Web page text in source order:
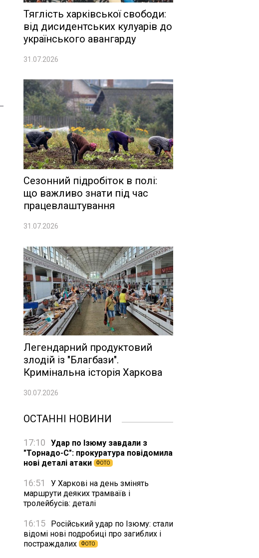
Тяглість харківської свободи:
від дисидентських кулуарів до
українського авангарду
31.07.2026
Сезонний підробіток в полі:
що важливо знати під час
працевлаштування
31.07.2026
Легендарний продуктовий
злодій із "Благбази".
Кримінальна історія Харкова
30.07.2026
ОСТАННІ НОВИНИ
17:10
Удар по Ізюму завдали з
"Торнадо-С": прокуратура повідомила
нові деталі атаки
ФОТО
16:51
У Харкові на день змінять
маршрути деяких трамваїв і
тролейбусів: деталі
16:15
Російський удар по Ізюму: стали
відомі нові подробиці про загиблих і
постраждалих
ФОТО